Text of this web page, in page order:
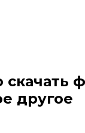
другое